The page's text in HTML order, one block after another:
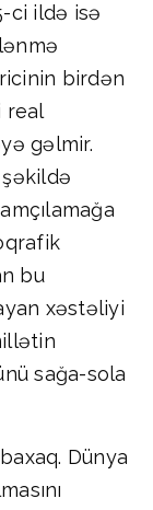
ci ildə isə
birdən
real
gəlmir.
bu
xəstəliyi
sağa-sola
Dünya